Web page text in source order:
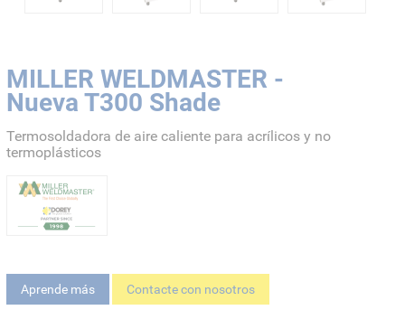
MILLER WELDMASTER -
Nueva T300 Shade
Termosoldadora de aire caliente para acrílicos y no
termoplásticos
Aprende más Contacte con nosotros